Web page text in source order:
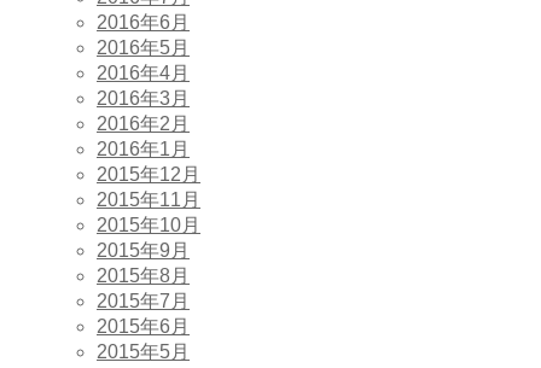
2016年6月
2016年5月
2016年4月
2016年3月
2016年2月
2016年1月
2015年12月
2015年11月
2015年10月
2015年9月
2015年8月
2015年7月
2015年6月
2015年5月